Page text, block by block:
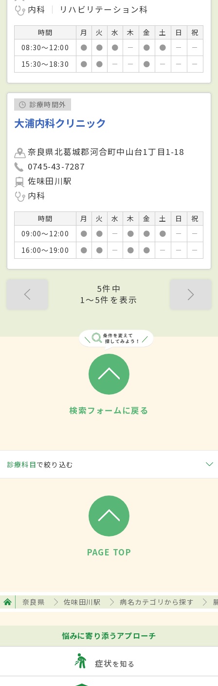
内科
リハビリテーション科
時間 月 火 水 木 金 土 日
祝
08:30～12:00
● ● ● － ● ● －
－
15:30～18:30
● ● － － ● － － －
診療時間外
大浦内科クリニック
奈良県北葛城郡河合町中山台1丁目1-18
0745-43-7287
佐味田川駅
内科
時間 月 火 水 木 金 土 日
祝
09:00～12:00
● ● － ● ● ● －
－
16:00～19:00
● ● － ● ● － － －
5件中
1〜5件を表示
検索フォームに戻る
診療科目で絞り込む
PAGE TOP
奈良県 佐味田川駅 病名カテゴリから探す
悩みに寄り添うアプローチ
症状を知る